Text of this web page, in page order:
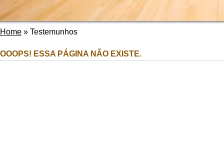
Home » Testemunhos
OOOPS! ESSA PÁGINA NÃO EXISTE.